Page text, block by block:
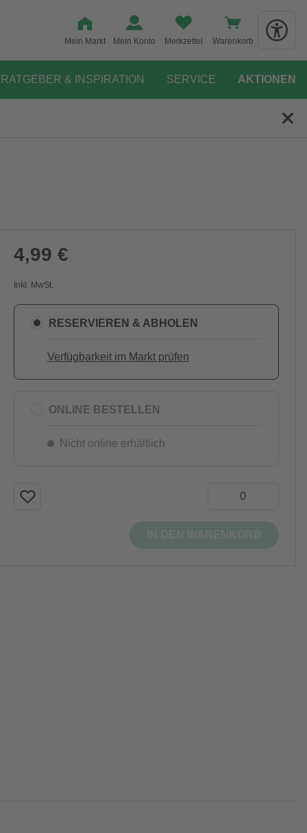
Mein Markt Mein Konto Merkzettel Warenkorb
RATGEBER & INSPIRATION SERVICE AKTIONEN
4,99 €
Inkl. MwSt.
RESERVIEREN & ABHOLEN
Verfügbarkeit im Markt prüfen
ONLINE BESTELLEN
Nicht online erhältlich